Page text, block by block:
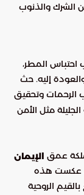
الشرك والذنوب
احتباس المطر،
إليه. حث
الرحمات وتحقيق
مثل الأمن
عمق الإيمان
عكست هذه
الروحية